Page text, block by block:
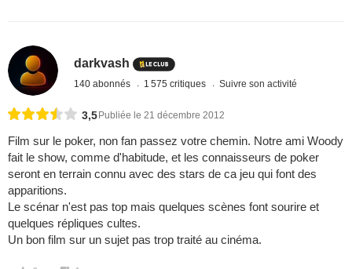
darkvash
140 abonnés 1 575 critiques Suivre son activité
3,5 Publiée le 21 décembre 2012
Film sur le poker, non fan passez votre chemin. Notre ami Woody
fait le show, comme d'habitude, et les connaisseurs de poker
seront en terrain connu avec des stars de ca jeu qui font des
apparitions.
Le scénar n'est pas top mais quelques scènes font sourire et
quelques répliques cultes.
Un bon film sur un sujet pas trop traité au cinéma.